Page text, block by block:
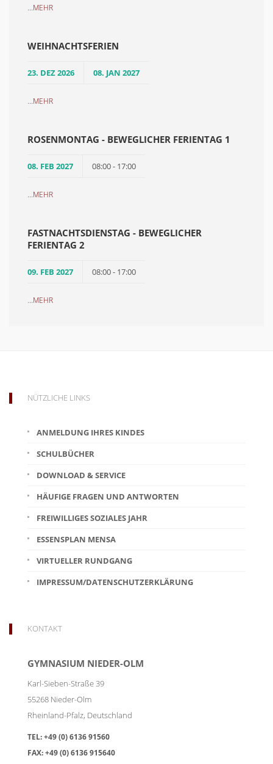
...MEHR
WEIHNACHTSFERIEN
23. DEZ 2026 08. JAN 2027
...MEHR
ROSENMONTAG - BEWEGLICHER FERIENTAG 1
08. FEB 2027 08:00 - 17:00
...MEHR
FASTNACHTSDIENSTAG - BEWEGLICHER
FERIENTAG 2
09. FEB 2027 08:00 - 17:00
...MEHR
NÜTZLICHE LINKS
ANMELDUNG IHRES KINDES
SCHULBÜCHER
DOWNLOAD & SERVICE
HÄUFIGE FRAGEN UND ANTWORTEN
FREIWILLIGES SOZIALES JAHR
ESSENSPLAN MENSA
VIRTUELLER RUNDGANG
IMPRESSUM/DATENSCHUTZERKLÄRUNG
KONTAKT
GYMNASIUM NIEDER-OLM
Karl-Sieben-Straße 39
55268 Nieder-Olm
Rheinland-Pfalz, Deutschland
TEL:+49 (0) 6136 91560
FAX:+49 (0) 6136 915640